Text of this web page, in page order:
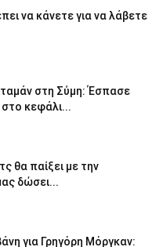
να κάνετε για να λάβετε
στη Σύμη: Έσπασε
στο κεφάλι...
θα παίξει με την
δώσει...
για Γρηγόρη Μόργκαν: